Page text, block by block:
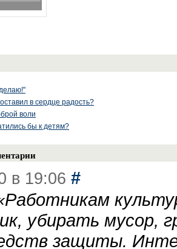
в сердце радость?
воли
бы к детям?
в 19:06 #
Работникам
убирать мусор,
защиты.